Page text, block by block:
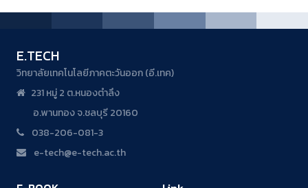
E.TECH
วิทยาลัยเทคโนโลยีภาคตะวันออก (อี.เทค)
231 หมู่ 2 ต.หนองตำลึง
อ.พานทอง จ.ชลบุรี 20160
038-206-081-3
e-tech@e-tech.ac.th